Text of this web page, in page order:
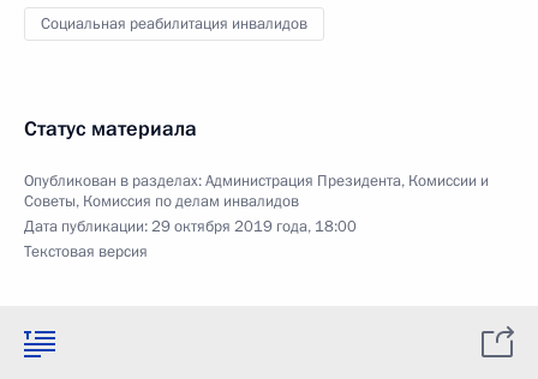
Социальная реабилитация инвалидов
Статус материала
Опубликован в разделах:Администрация Президента, Комиссии и
Советы, Комиссия по делам инвалидов
Дата публикации:29 октября 2019 года, 18:00
Текстовая версия